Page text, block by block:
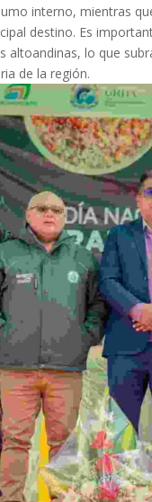
interno, mientras
destino. Es
altoandinas, lo que
de la región.